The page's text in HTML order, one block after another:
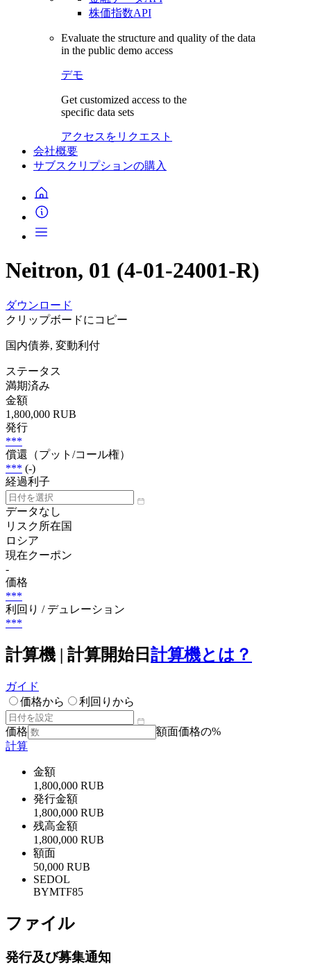
株価指数API
Evaluate the structure and quality of the data
in the public demo access
デモ
Get customized access to the
specific data sets
アクセスをリクエスト
会社概要
サブスクリプションの購入
Neitron, 01 (4-01-24001-R)
ダウンロード
クリップボードにコピー
国内債券, 変動利付
ステータス
満期済み
金額
1,800,000 RUB
発行
***
償還（プット/コール権）
*** (-)
経過利子
データなし
リスク所在国
ロシア
現在クーポン
-
価格
***
利回り / デュレーション
***
計算機 | 計算開始日 計算機とは？
ガイド
価格から
利回りから
価格
額面価格の%
計算
金額
1,800,000 RUB
発行金額
1,800,000 RUB
残高金額
1,800,000 RUB
額面
50,000 RUB
SEDOL
BYMTF85
ファイル
発行及び募集通知